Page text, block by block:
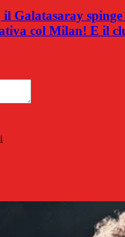
Galatasaray spinge
col Milan! E il